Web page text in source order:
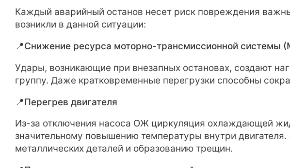
Каждый аварийный останов несет риск повреждения
возникли в данной ситуации:
📍Снижение ресурса моторно-трансмиссионной системы
Удары, возникающие при внезапных остановах, создают
группу. Даже кратковременные перегрузки способны
📍Перегрев двигателя
Из-за отключения насоса ОЖ циркуляция охлаждающей
значительному повышению температуры внутри
металлических деталей и образованию трещин.